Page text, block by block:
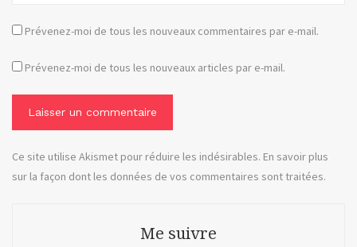
Prévenez-moi de tous les nouveaux commentaires par e-mail.
Prévenez-moi de tous les nouveaux articles par e-mail.
Ce site utilise Akismet pour réduire les indésirables. En savoir plus
sur la façon dont les données de vos commentaires sont traitées.
Me suivre